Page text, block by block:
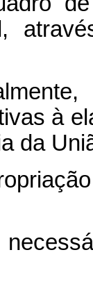
à
da